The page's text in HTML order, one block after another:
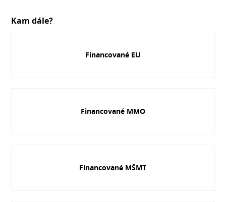
Kam dále?
Financované EU
Financované MMO
Financované MŠMT